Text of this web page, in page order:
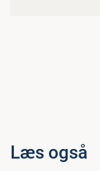
Læs også